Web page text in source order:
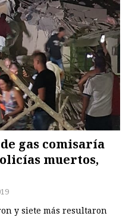
gas comisaría
muertos,
y siete más resultaron